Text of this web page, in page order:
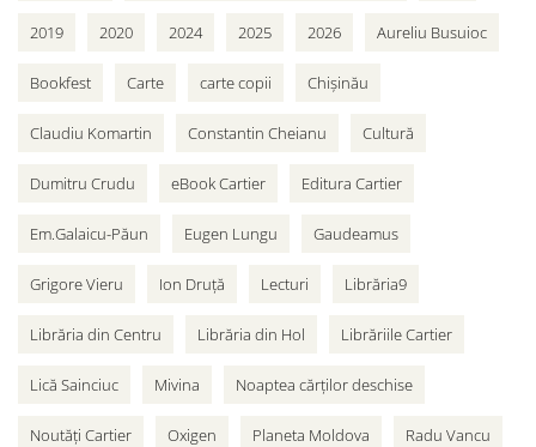
2019 2020 2024 2025 2026 Aureliu Busuioc
Bookfest Carte carte copii Chișinău
Claudiu Komartin Constantin Cheianu Cultură
Dumitru Crudu eBook Cartier Editura Cartier
Em.Galaicu-Păun Eugen Lungu Gaudeamus
Grigore Vieru Ion Druță Lecturi Librăria9
Librăria din Centru Librăria din Hol Librăriile Cartier
Lică Sainciuc Mivina Noaptea cărților deschise
Noutăți Cartier Oxigen Planeta Moldova Radu Vancu